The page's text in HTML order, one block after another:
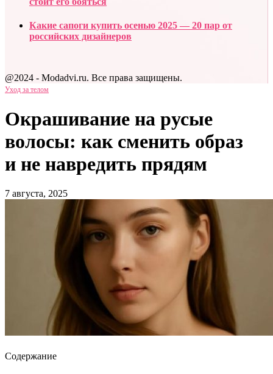
Какие сапоги купить осенью 2025 — 20 пар от
российских дизайнеров
@2024 - Modadvi.ru. Все права защищены.
Уход за телом
Окрашивание на русые
волосы: как сменить образ
и не навредить прядям
7 августа, 2025
Содержание